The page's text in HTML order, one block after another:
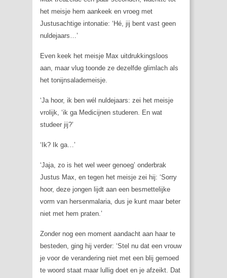
het meisje hem aankeek en vroeg met
Justusachtige intonatie: ‘Hé, jij bent vast geen
nuldejaars…’
Even keek het meisje Max uitdrukkingsloos
aan, maar vlug toonde ze dezelfde glimlach als
het tonijnsalademeisje.
‘Ja hoor, ik ben wél nuldejaars: zei het meisje
vrolijk, ‘ik ga Medicijnen studeren. En wat
studeer jij?’
‘Ik? Ik ga…’
‘Jaja, zo is het wel weer genoeg’ onderbrak
Justus Max, en tegen het meisje zei hij: ‘Sorry
hoor, deze jongen lijdt aan een besmettelijke
vorm van hersenmalaria, dus je kunt maar beter
niet met hem praten.’
Zonder nog een moment aandacht aan haar te
besteden, ging hij verder: ‘Stel nu dat een vrouw
je voor de verandering niet met een blij gemoed
te woord staat maar lullig doet en je afzeikt. Dat